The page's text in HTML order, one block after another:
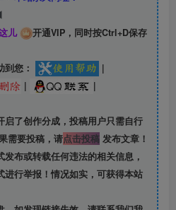
儿
开通VIP，同时按Ctrl+D保存
您：
|
| |
启了创作分成，投稿用户只需自行
需要投稿，请点击投稿发布文章！
布或转载任何违法的相关信息，
行举报！情况如实，可获得本站